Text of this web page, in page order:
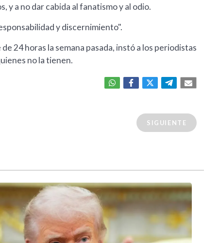
y a no dar cabida al fanatismo y al odio.
y discernimiento".
24 horas la semana pasada, instó a los periodistas
no la tienen.
SIGUIENTE